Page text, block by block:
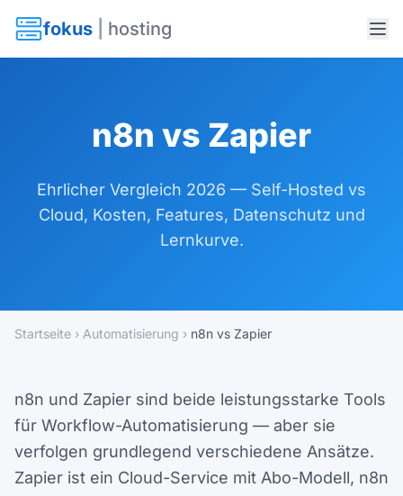
fokus hosting
n8n vs Zapier
Ehrlicher Vergleich 2026 — Self-Hosted vs
Cloud, Kosten, Features, Datenschutz und
Lernkurve.
Startseite › Automatisierung › n8n vs Zapier
n8n und Zapier sind beide leistungsstarke Tools
für Workflow-Automatisierung — aber sie
verfolgen grundlegend verschiedene Ansätze.
Zapier ist ein Cloud-Service mit Abo-Modell, n8n